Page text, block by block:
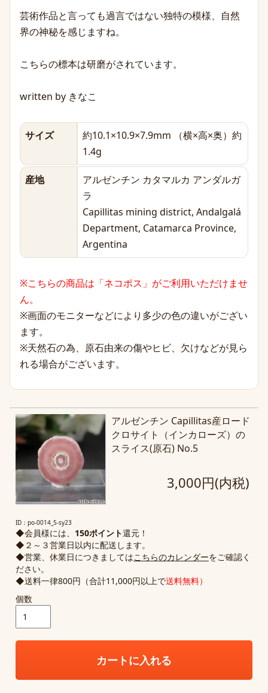
芸術作品と言っても過言ではない独特の模様、自然
界の神秘を感じますね。
こちらの標本は研磨がされています。
written by きなこ
サイズ
約10.1×10.9×7.9mm （横×高×奥）約
1.4g
産地
アルゼンチン カタマルカ アンダルガ
ラ
Capillitas mining district, Andalgalá
Department, Catamarca Province,
Argentina
※こちらの商品は「ネコポス」がご利用いただけませ
ん。
※画面のモニターなどにより多少の色の違いがござい
ます。
※天然石の為、原石由来の傷やヒビ、欠けなどが見ら
れる場合がございます。
アルゼンチン Capillitas産ロード
クロサイト（インカローズ）の
スライス(原石) No.5
3,000円(内税)
ID：po-0014_5-sy23
◆会員様には、 150ポイント還元！
◆２～３営業日以内に配送します。
◆営業、休業日につきましてはこちらのカレンダーをご確認く
ださい。
◆送料一律800円（合計11,000円以上で送料無料）
個数
カートに入れる